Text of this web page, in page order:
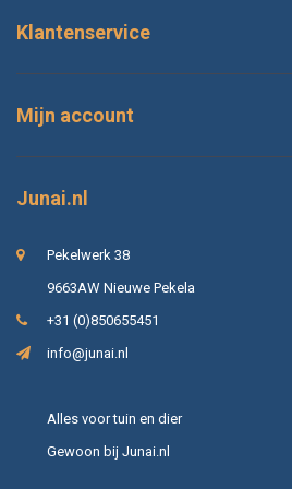
Klantenservice
Mijn account
Junai.nl
Pekelwerk 38
9663AW Nieuwe Pekela
+31 (0)850655451
info@junai.nl
Alles voor tuin en dier
Gewoon bij Junai.nl